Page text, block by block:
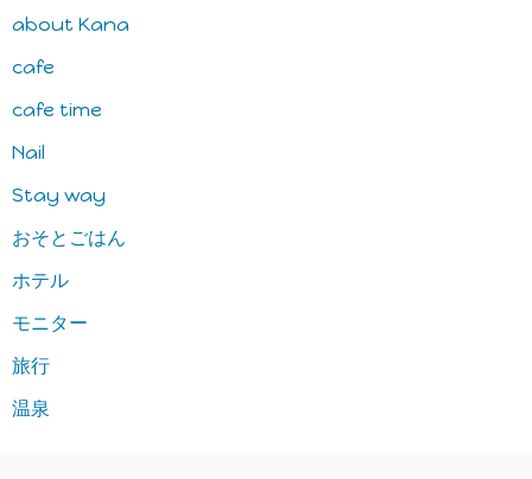
about Kana
cafe
cafe time
Nail
Stay way
おそとごはん
ホテル
モニター
旅行
温泉